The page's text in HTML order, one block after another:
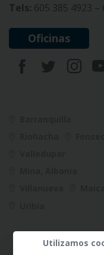
Tels: 605 385 4923 –
Oficinas
Utilizamos